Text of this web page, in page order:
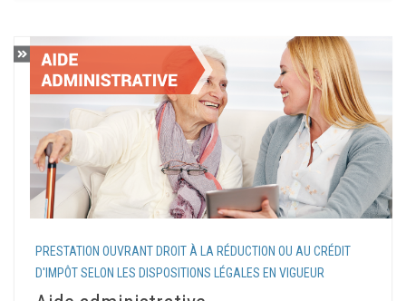
PRESTATION OUVRANT DROIT À LA RÉDUCTION OU AU CRÉDIT
D'IMPÔT SELON LES DISPOSITIONS LÉGALES EN VIGUEUR